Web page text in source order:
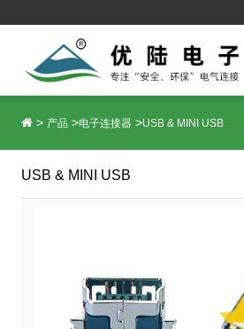
> 产品 >电子连接器 >USB & MINI USB
USB & MINI USB